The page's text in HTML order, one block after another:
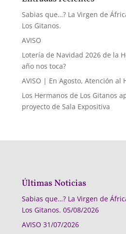
Sabias que…? La Virgen de
Los Gitanos.
AVISO
Lotería de Navidad 2026 de la
año nos toca?
AVISO | En Agosto, Atención al
Los Hermanos de Los Gitanos
proyecto de Sala Expositiva
Últimas Noticias
Sabias que…? La Virgen de
Los Gitanos. 05/08/2026
AVISO 31/07/2026